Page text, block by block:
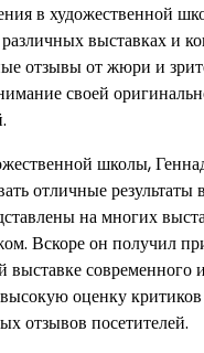
в художественной
выставках и
отзывы от жюри и
своей
школы,
отличные результаты
на многих
Вскоре он получил
выставке современного
оценку критиков
отзывов посетителей.